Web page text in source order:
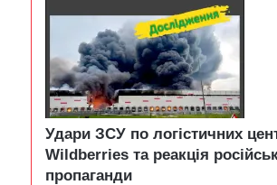
Удари ЗСУ по логістичних
Wildberries та реакція
пропаганди